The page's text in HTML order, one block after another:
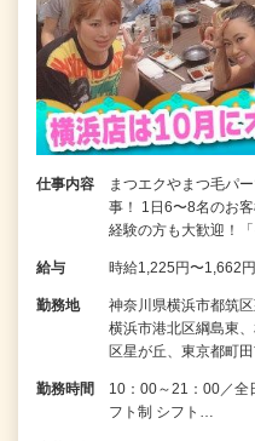
仕事内容
まつエクやまつ毛パ
事！ 1日6〜8名のお
経験の方も大歓迎！
給与 時給1,225円〜1,662円
勤務地
神奈川県横浜市都筑
横浜市港北区綱島東
区星が丘、東京都町
勤務時間
10：00～21：00／全
フト制 シフト…